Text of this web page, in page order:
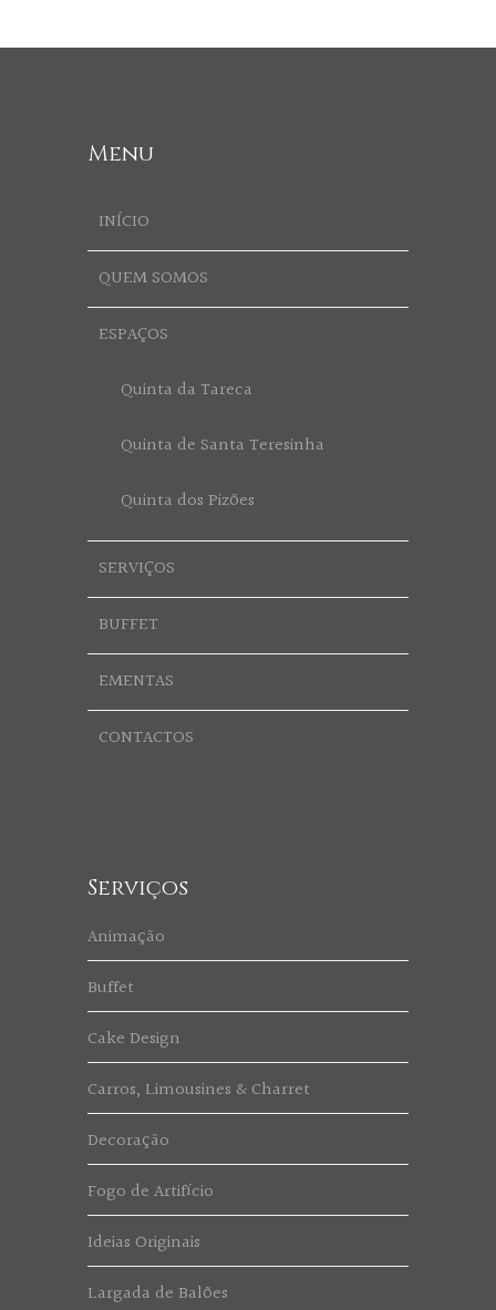
Menu
INÍCIO
QUEM SOMOS
ESPAÇOS
Quinta da Tareca
Quinta de Santa Teresinha
Quinta dos Pizões
SERVIÇOS
BUFFET
EMENTAS
CONTACTOS
Serviços
Animação
Buffet
Cake Design
Carros, Limousines & Charret
Decoração
Fogo de Artifício
Ideias Originais
Largada de Balões